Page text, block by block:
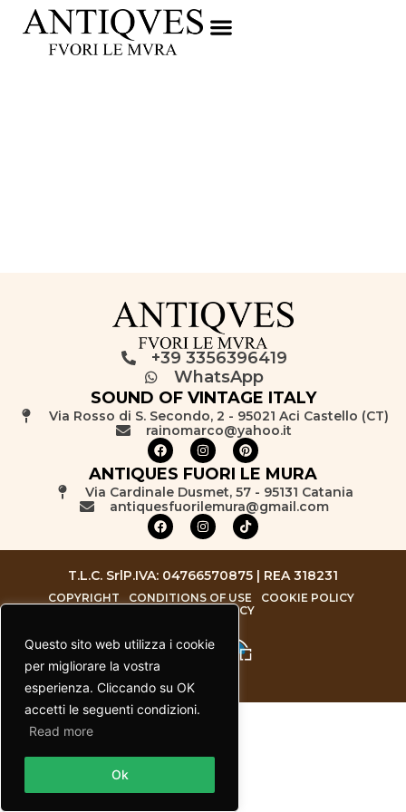
Questo sito web utilizza i cookie
per migliorare la vostra
esperienza. Cliccando su OK
accetti le seguenti condizioni.
Read more
Ok
+39 3356396419
WhatsApp
SOUND OF VINTAGE ITALY
Via Rosso di S. Secondo, 2 - 95021 Aci Castello (CT)
rainomarco@yahoo.it
ANTIQUES FUORI LE MURA
Via Cardinale Dusmet, 57 - 95131 Catania
antiquesfuorilemura@gmail.com
T.L.C. SrlP.IVA: 04766570875 | REA 318231
COPYRIGHT CONDITIONS OF USE
COOKIE POLICY
PRIVACY POLICY